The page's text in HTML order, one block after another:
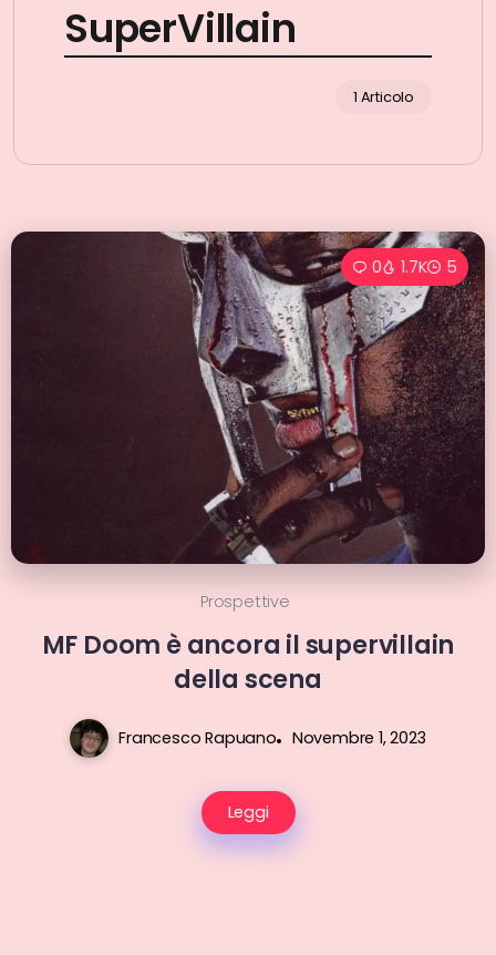
SuperVillain
1 Articolo
0 1.7K 5
Prospettive
MF Doom è ancora il supervillain
della scena
Francesco Rapuano Novembre 1, 2023
Leggi